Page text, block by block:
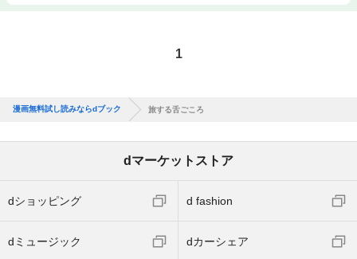
1
漫画無料試し読みならdブック 旅する舌ごころ
dマーケットストア
dショッピング d fashion
dミュージック dカーシェア